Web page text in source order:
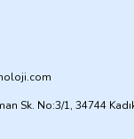
Sk. No:3/1, 34744